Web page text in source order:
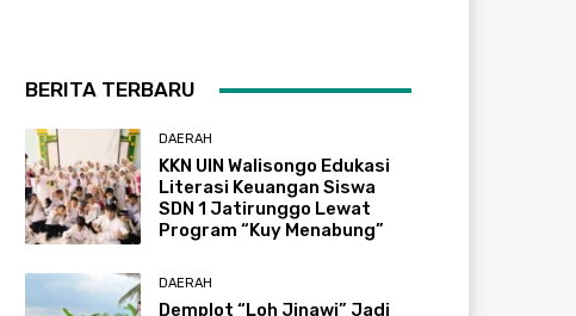
BERITA TERBARU
DAERAH
KKN UIN Walisongo Edukasi
Literasi Keuangan Siswa
SDN 1 Jatirunggo Lewat
Program “Kuy Menabung”
DAERAH
Demplot “Loh Jinawi” Jadi